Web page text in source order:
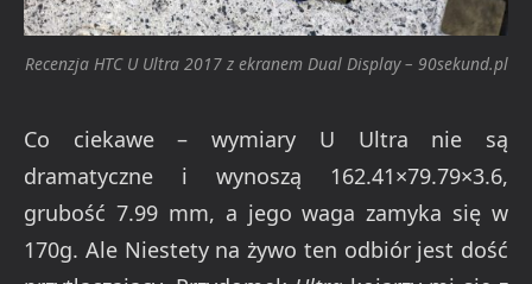
Recenzja HTC U Ultra 2017 z ekranem Dual Display – 90sekund.pl
Co ciekawe – wymiary U Ultra nie są
dramatyczne i wynoszą 162.41×79.79×3.6,
grubość 7.99 mm, a jego waga zamyka się w
170g. Ale Niestety na żywo ten odbiór jest dość